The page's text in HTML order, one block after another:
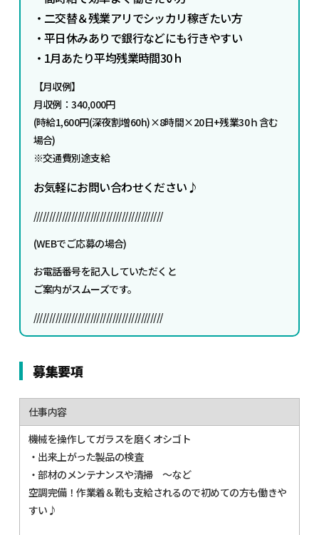
・二交替＆残業アリでシッカリ稼ぎたい方
・平日休みありで銀行などにも行きやすい
・1月あたり平均残業時間30ｈ
【月収例】
月収例：340,000円
(時給1,600円(深夜割増60h)×8時間×20日+残業30ｈ含む
場合)
※交通費別途支給
お気軽にお問い合わせください♪
/////////////////////////////////////////
(WEBでご応募の場合)
お電話番号を記入していただくと
ご案内がスムーズです。
/////////////////////////////////////////
募集要項
仕事内容
機械を操作してガラスを磨くオシゴト
・出来上がった製品の検査
・部材のメンテナンスや清掃 ～など
空調完備！作業着＆靴も支給されるので初めての方も働きや
すい♪